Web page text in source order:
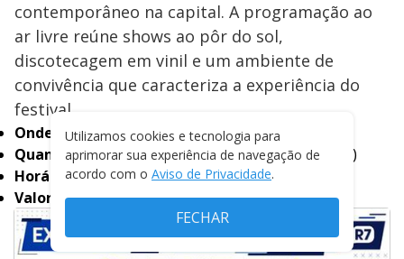
contemporâneo na capital. A programação ao
ar livre reúne shows ao pôr do sol,
discotecagem em vinil e um ambiente de
convivência que caracteriza a experiência do
festival.
Onde:
CCBB
Quando:até 1º de julho (sempre às quartas-feiras)
Horário:17h às 21h
Valor:
gratuito
Utilizamos cookies e tecnologia para
aprimorar sua experiência de navegação de
acordo com o Aviso de Privacidade.
FECHAR